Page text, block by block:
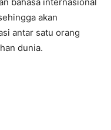
akan
antar satu orang
dunia.